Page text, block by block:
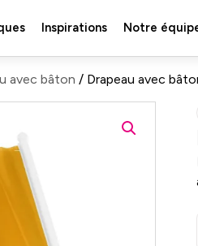
Inspirations Notre
avec bâton / Drapeau avec